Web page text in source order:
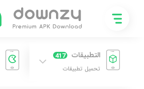
التطبيقات 417
تحميل تطبيقات